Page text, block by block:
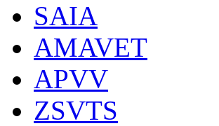
SAIA
AMAVET
APVV
ZSVTS